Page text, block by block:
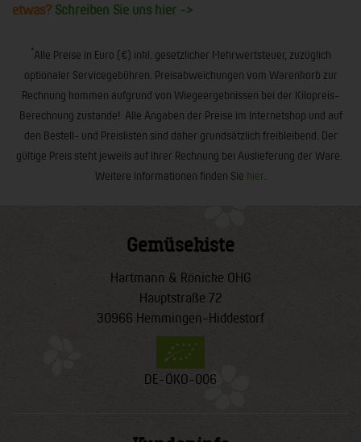
etwas? Schreiben Sie uns hier ->
*Alle Preise in Euro (€) inkl. gesetzlicher Mehrwertsteuer, zuzüglich
optionaler Servicegebühren. Preisabweichungen vom Warenkorb zur
Rechnung kommen aufgrund von Wiegeergebnissen bei der Kilopreis-
Berechnung zustande! Alle Angaben der Preise im Internetshop und auf
den Bestell- und Preislisten sind daher grundsätzlich freibleibend. Der
gültige Preis steht jeweils auf Ihrer Rechnung bei Auslieferung der Ware.
Weitere Informationen finden Sie hier
Gemüsekiste
Hartmann & Rönicke OHG
Hauptstraße 72
30966 Hemmingen-Hiddestorf
DE-ÖKO-006